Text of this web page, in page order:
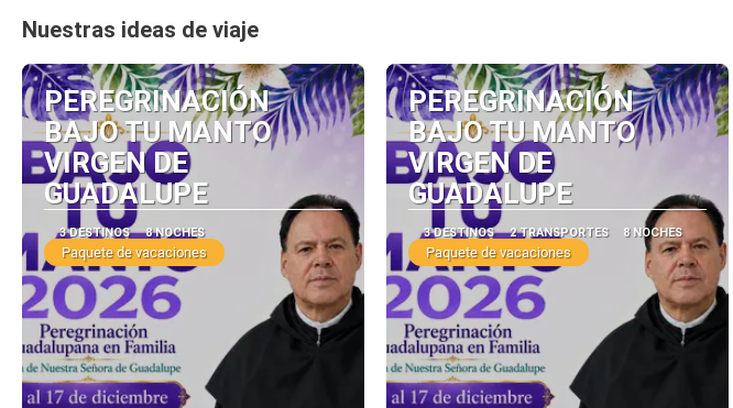
Nuestras ideas de viaje
PEREGRINACIÓN
BAJO TU MANTO
VIRGEN DE
GUADALUPE
3 DESTINOS 8 NOCHES
Paquete de vacaciones
PEREGRINACIÓN
BAJO TU MANTO
VIRGEN DE
GUADALUPE
3 DESTINOS 2 TRANSPORTES 8 NOCHES
Paquete de vacaciones